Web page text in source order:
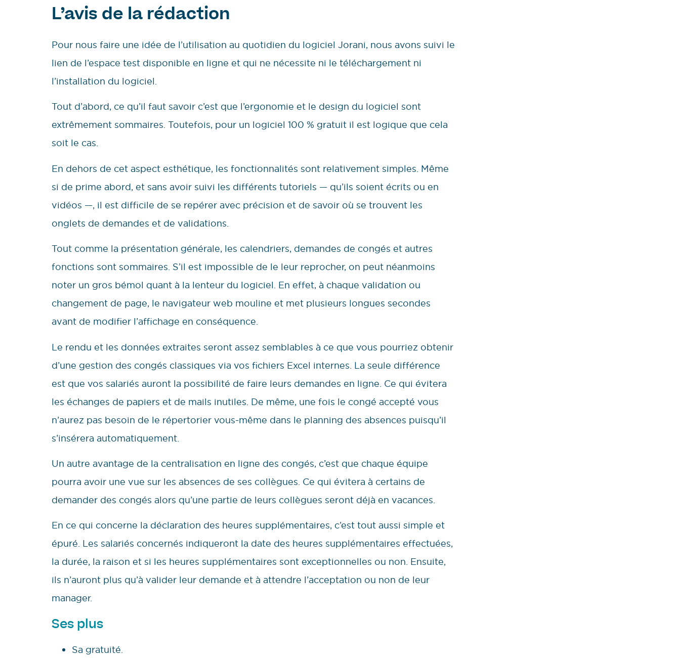
L’avis de la rédaction
Pour nous faire une idée de l’utilisation au quotidien du logiciel Jorani, nous avons suivi le
lien de l’espace test disponible en ligne et qui ne nécessite ni le téléchargement ni
l’installation du logiciel.
Tout d’abord, ce qu’il faut savoir c’est que l’ergonomie et le design du logiciel sont
extrêmement sommaires. Toutefois, pour un logiciel 100 % gratuit il est logique que cela
soit le cas.
En dehors de cet aspect esthétique, les fonctionnalités sont relativement simples. Même
si de prime abord, et sans avoir suivi les différents tutoriels — qu’ils soient écrits ou en
vidéos —, il est difficile de se repérer avec précision et de savoir où se trouvent les
onglets de demandes et de validations.
Tout comme la présentation générale, les calendriers, demandes de congés et autres
fonctions sont sommaires. S’il est impossible de le leur reprocher, on peut néanmoins
noter un gros bémol quant à la lenteur du logiciel. En effet, à chaque validation ou
changement de page, le navigateur web mouline et met plusieurs longues secondes
avant de modifier l’affichage en conséquence.
Le rendu et les données extraites seront assez semblables à ce que vous pourriez obtenir
d’une gestion des congés classiques via vos fichiers Excel internes. La seule différence
est que vos salariés auront la possibilité de faire leurs demandes en ligne. Ce qui évitera
les échanges de papiers et de mails inutiles. De même, une fois le congé accepté vous
n’aurez pas besoin de le répertorier vous-même dans le planning des absences puisqu’il
s’insérera automatiquement.
Un autre avantage de la centralisation en ligne des congés, c’est que chaque équipe
pourra avoir une vue sur les absences de ses collègues. Ce qui évitera à certains de
demander des congés alors qu’une partie de leurs collègues seront déjà en vacances.
En ce qui concerne la déclaration des heures supplémentaires, c’est tout aussi simple et
épuré. Les salariés concernés indiqueront la date des heures supplémentaires effectuées,
la durée, la raison et si les heures supplémentaires sont exceptionnelles ou non. Ensuite,
ils n’auront plus qu’à valider leur demande et à attendre l’acceptation ou non de leur
manager.
Ses plus
Sa gratuité.